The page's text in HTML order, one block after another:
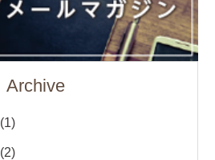
Archive
(1)
(2)